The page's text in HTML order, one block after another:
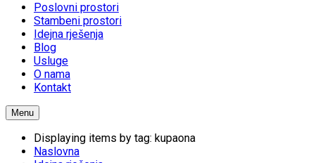
Poslovni prostori
Stambeni prostori
Idejna rješenja
Blog
Usluge
O nama
Kontakt
Menu
Displaying items by tag: kupaona
Naslovna